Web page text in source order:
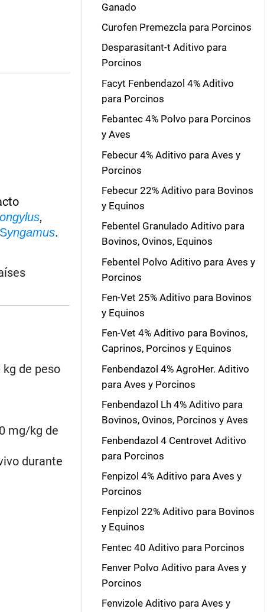
,
Syngamus.
de peso
mg/kg de
durante
Ganado
Curofen Premezcla para Porcinos
Desparasitant-t Aditivo para
Porcinos
Facyt Fenbendazol 4% Aditivo
para Porcinos
Febantec 4% Polvo para Porcinos
y Aves
Febecur 4% Aditivo para Aves y
Porcinos
Febecur 22% Aditivo para Bovinos
y Equinos
Febentel Granulado Aditivo para
Bovinos, Ovinos, Equinos
Febentel Polvo Aditivo para Aves y
Porcinos
Fen-Vet 25% Aditivo para Bovinos
y Equinos
Fen-Vet 4% Aditivo para Bovinos,
Caprinos, Porcinos y Equinos
Fenbendazol 4% AgroHer. Aditivo
para Aves y Porcinos
Fenbendazol Lh 4% Aditivo para
Bovinos, Ovinos, Porcinos y Aves
Fenbendazol 4 Centrovet Aditivo
para Porcinos
Fenpizol 4% Aditivo para Aves y
Porcinos
Fenpizol 22% Aditivo para Bovinos
y Equinos
Fentec 40 Aditivo para Porcinos
Fenver Polvo Aditivo para Aves y
Porcinos
Fenvizole Aditivo para Aves y